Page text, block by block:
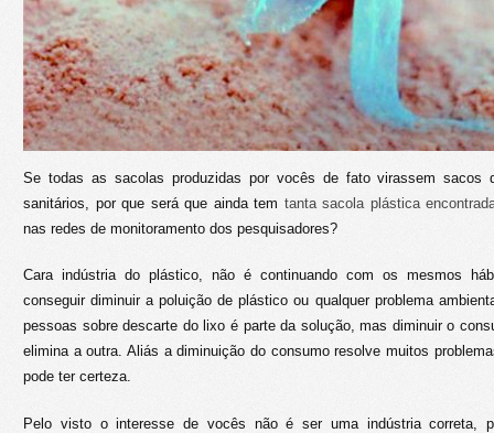
Se todas as sacolas produzidas por vocês de fato virassem sacos
sanitários, por que será que ainda tem tanta sacola plástica
nas redes de monitoramento dos pesquisadores?
Cara indústria do plástico, não é continuando com os mesmos
conseguir diminuir a poluição de plástico ou qualquer problema
pessoas sobre descarte do lixo é parte da solução, mas diminuir o
elimina a outra. Aliás a diminuição do consumo resolve muitos
pode ter certeza.
Pelo visto o interesse de vocês não é ser uma indústria correta,